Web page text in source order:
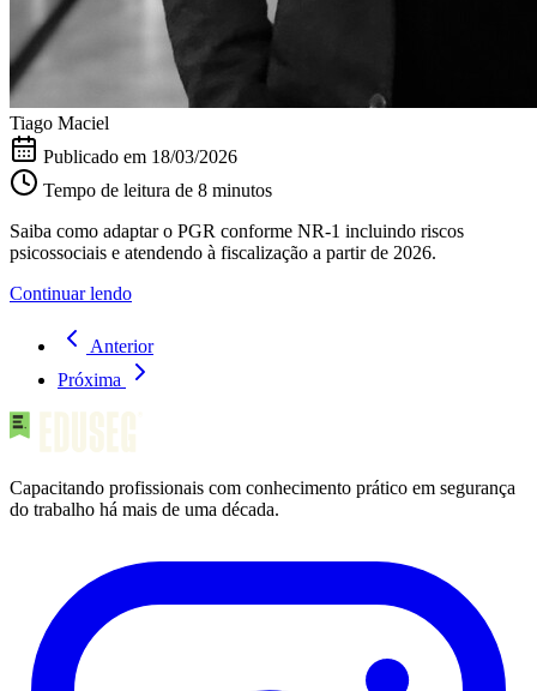
Tiago Maciel
Publicado em 18/03/2026
Tempo de leitura de 8 minutos
Saiba como adaptar o PGR conforme NR-1 incluindo riscos
psicossociais e atendendo à fiscalização a partir de 2026.
Continuar lendo
Anterior
Próxima
Capacitando profissionais com conhecimento prático em segurança
do trabalho há mais de uma década.